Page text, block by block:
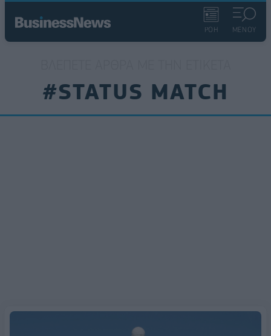
ΡΟΗ ΜΕΝΟΥ
#STATUS MATCH